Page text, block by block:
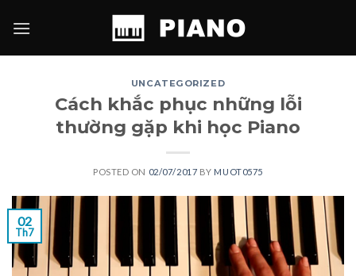
UNCATEGORIZED
Cách khắc phục những lỗi
thường gặp khi học Piano
POSTED ON 02/07/2017 BY MUOT0575
02
Th7